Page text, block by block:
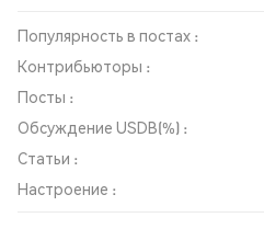
Популярность в постах :
Контрибьюторы :
Посты :
Обсуждение USDB(%) :
Статьи :
Настроение :